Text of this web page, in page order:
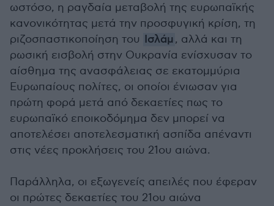
ωστόσο, η ραγδαία μεταβολή της ευρωπαϊκής
κανονικότητας μετά την προσφυγική κρίση, τη
ριζοσπαστικοποίηση του Ισλάμ, αλλά και τη
ρωσική εισβολή στην Ουκρανία ενίσχυσαν το
αίσθημα της ανασφάλειας σε εκατομμύρια
Ευρωπαίους πολίτες, οι οποίοι ένιωσαν για
πρώτη φορά μετά από δεκαετίες πως το
ευρωπαϊκό εποικοδόμημα δεν μπορεί να
αποτελέσει αποτελεσματική ασπίδα απέναντι
στις νέες προκλήσεις του 21ου αιώνα.
Παράλληλα, οι εξωγενείς απειλές που έφεραν
οι πρώτες δεκαετίες του 21ου αιώνα